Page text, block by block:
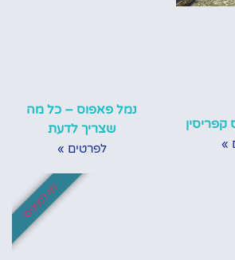
קפריסין
»
נמל פאפוס – כל מה
שצריך לדעת
לפרטים »
לא לפספס!